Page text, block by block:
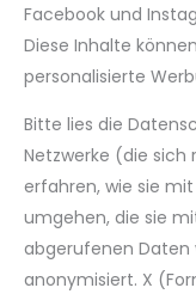
Facebook und
Diese Inhalte
personalisierte
Bitte lies die
Netzwerke (die
erfahren, wie sie
umgehen, die sie
abgerufenen Daten
anonymisiert. X